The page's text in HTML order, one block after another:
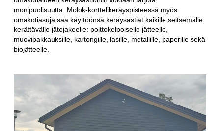
monipuolisuutta. Molok-korttelikeräyspisteessä myös
omakotiasuja saa käyttöönsä keräysastiat kaikille seitsemälle
kerättävälle jätejakeelle: polttokelpoiselle jätteelle,
muovipakkauksille, kartongille, lasille, metallille, paperille sekä
biojätteelle.